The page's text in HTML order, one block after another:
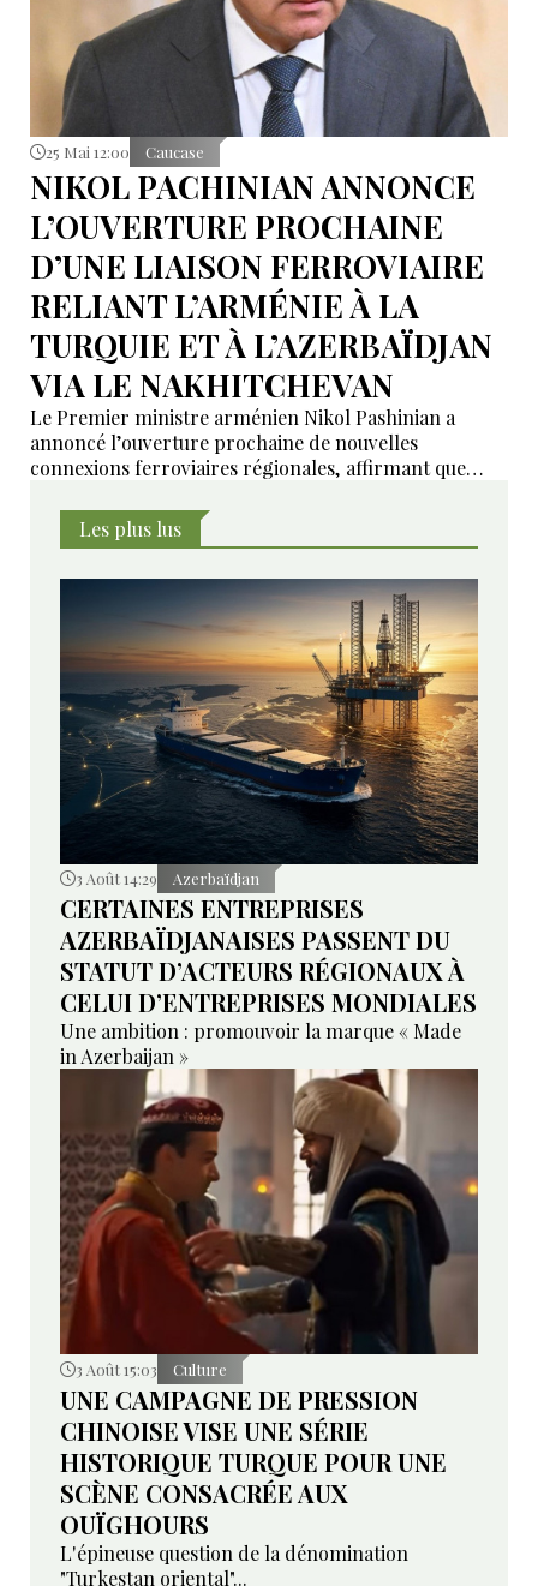
25 Mai 12:00 Caucase
NIKOL PACHINIAN ANNONCE
L’OUVERTURE PROCHAINE
D’UNE LIAISON FERROVIAIRE
RELIANT L’ARMÉNIE À LA
TURQUIE ET À L’AZERBAÏDJAN
VIA LE NAKHITCHEVAN
Le Premier ministre arménien Nikol Pashinian a
annoncé l’ouverture prochaine de nouvelles
connexions ferroviaires régionales, affirmant que
l’Azerbaïdjan et à l’Iran dans le cadre d’un vaste
projet de connectivité régionale.
Les plus lus
3 Août 14:29 Azerbaïdjan
CERTAINES ENTREPRISES
AZERBAÏDJANAISES PASSENT DU
STATUT D’ACTEURS RÉGIONAUX À
CELUI D’ENTREPRISES MONDIALES
Une ambition : promouvoir la marque « Made
in Azerbaijan »
3 Août 15:03 Culture
UNE CAMPAGNE DE PRESSION
CHINOISE VISE UNE SÉRIE
HISTORIQUE TURQUE POUR UNE
SCÈNE CONSACRÉE AUX
OUÏGHOURS
L'épineuse question de la dénomination
"Turkestan oriental"...